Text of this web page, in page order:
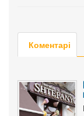
Коментарі